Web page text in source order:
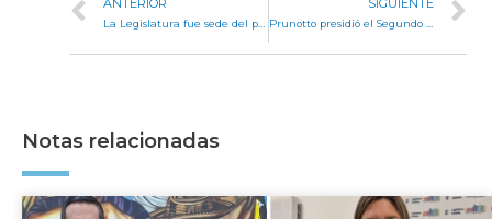
La Legislatura fue sede del primer encuentro de la Escuela de Liderazgo Político LGBT
Notas relacionadas